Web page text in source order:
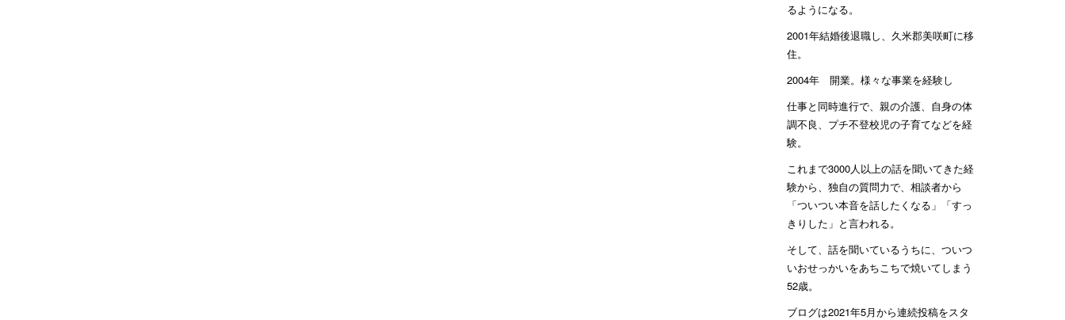
るようになる。
2001年結婚後退職し、久米郡美咲町に移
住。
2004年 開業。様々な事業を経験し
仕事と同時進行で、親の介護、自身の体
調不良、プチ不登校児の子育てなどを経
験。
これまで3000人以上の話を聞いてきた経
験から、独自の質問力で、相談者から
「ついつい本音を話したくなる」「すっ
きりした」と言われる。
そして、話を聞いているうちに、ついつ
いおせっかいをあちこちで焼いてしまう
52歳。
ブログは2021年5月から連続投稿をスタ